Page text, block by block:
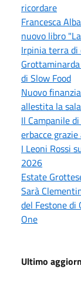
ricordare
Francesca
nuovo libro
Irpinia terra di
di Slow Food
Nuovo
allestita la
Il Campanile
erbacce
I Leoni Rossi
2026
Estate
Sarà
del Festone
One
Ultimo